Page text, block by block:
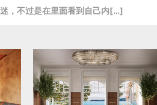
，不过是在里面看到自己内[…]